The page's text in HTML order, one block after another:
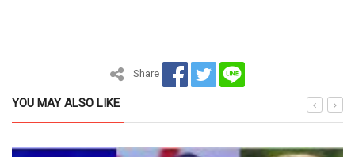
Share
YOU MAY ALSO LIKE